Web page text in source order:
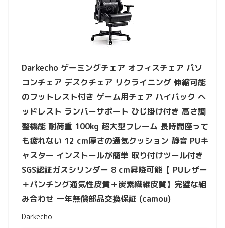
Darkecho ゲーミングチェア オフィスチェア パソ
コンチェア デスクチェア リクライニング 伸縮可能
のフットレスト付き ゲーム用チェア ハイバック ヘ
ッドレスト ランバーサポート ひじ掛け付き 高さ調
整機能 耐荷重 100kg 超大型フレーム 長時間座って
も疲れない 12 cm厚さの通気クッション 静音 PUキ
ャスター インストールが簡単 取り付けツール付き
SGS認証ガスシリンダー 8 cm昇降可能【 PUレザー
＋パンチング通気性皮質＋炭素繊維皮質】完璧な組
み合わせ 一年無償部品交換保証 (camou)
Darkecho